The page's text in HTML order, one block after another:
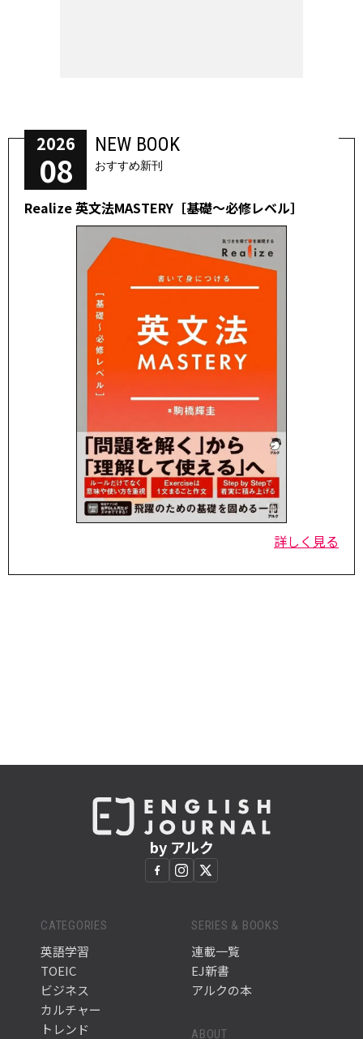
2026
08
NEW BOOK
おすすめ新刊
Realize 英文法MASTERY［基礎～必修レベル］
詳しく見る
by アルク
CATEGORIES
英語学習
TOEIC
ビジネス
カルチャー
トレンド
SERIES & BOOKS
連載一覧
EJ新書
アルクの本
ABOUT